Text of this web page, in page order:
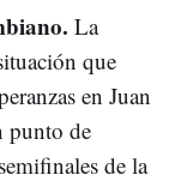
La
que
en Juan
punto de
de la